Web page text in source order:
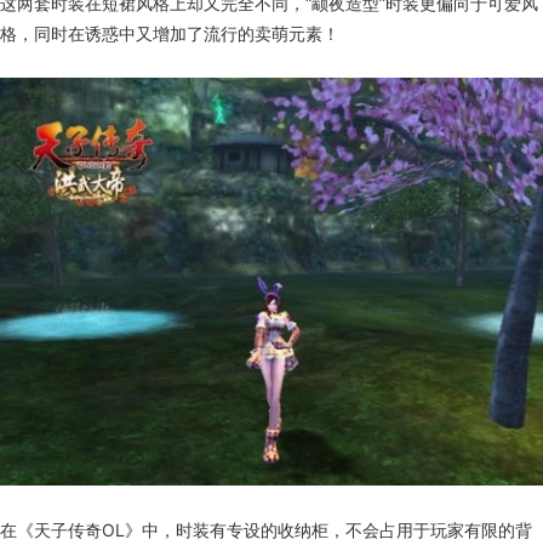
格，同时在诱惑中又增加了流行的卖萌元素！
在《天子传奇OL》中，时装有专设的收纳柜，不会占用于玩家有限的背